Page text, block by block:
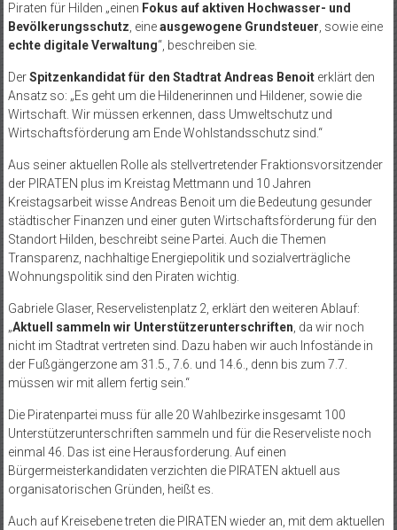
Piraten für Hilden „einen Fokus auf aktiven Hochwasser- und
Bevölkerungsschutz, eineausgewogene Grundsteuer, sowie eine
echte digitale Verwaltung“, beschreiben sie.
DerSpitzenkandidat für den Stadtrat Andreas Benoiterklärt den
Ansatz so: „Es geht um die Hildenerinnen und Hildener, sowie die
Wirtschaft. Wir müssen erkennen, dass Umweltschutz und
Wirtschaftsförderung am Ende Wohlstandsschutz sind.“
Aus seiner aktuellen Rolle als stellvertretender Fraktionsvorsitzender
der PIRATEN plus im Kreistag Mettmann und 10 Jahren
Kreistagsarbeit wisse Andreas Benoit um die Bedeutung gesunder
städtischer Finanzen und einer guten Wirtschaftsförderung für den
Standort Hilden, beschreibt seine Partei. Auch die Themen
Transparenz, nachhaltige Energiepolitik und sozialverträgliche
Wohnungspolitik sind den Piraten wichtig.
Gabriele Glaser, Reservelistenplatz 2, erklärt den weiteren Ablauf:
„Aktuell sammeln wir Unterstützerunterschriften, da wir noch
nicht im Stadtrat vertreten sind. Dazu haben wir auch Infostände in
der Fußgängerzone am 31.5., 7.6. und 14.6., denn bis zum 7.7.
müssen wir mit allem fertig sein.“
Die Piratenpartei muss für alle 20 Wahlbezirke insgesamt 100
Unterstützerunterschriften sammeln und für die Reserveliste noch
einmal 46. Das ist eine Herausforderung. Auf einen
Bürgermeisterkandidaten verzichten die PIRATEN aktuell aus
organisatorischen Gründen, heißt es.
Auch auf Kreisebene treten die PIRATEN wieder an, mit dem aktuellen